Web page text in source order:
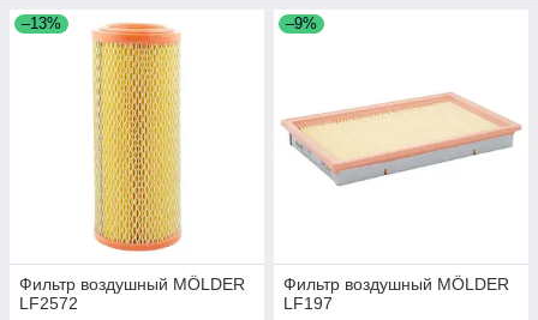
–13%
Фильтр воздушный MÖLDER
LF2572
–9%
Фильтр воздушный MÖLDER
LF197